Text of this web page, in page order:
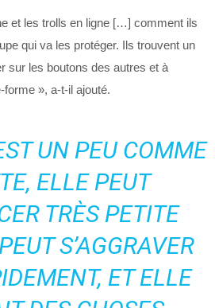
et les trolls en ligne […] comment ils
qui va les protéger. Ils trouvent un
sur les boutons des autres et à
», a-t-il ajouté.
UN PEU COMME
ELLE PEUT
TRÈS PETITE
S’AGGRAVER
ET ELLE